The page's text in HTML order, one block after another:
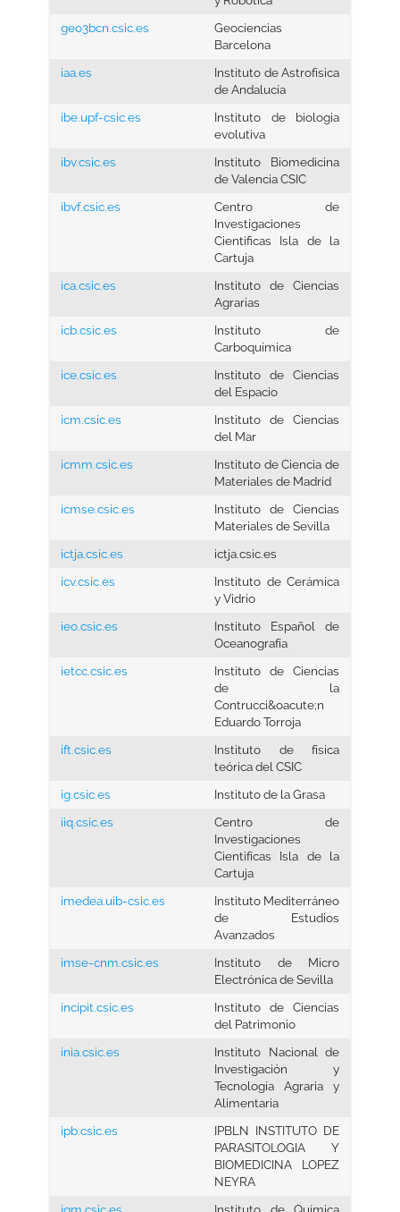
geo3bcn.csic.es
Geociencias
Barcelona
iaa.es
Instituto de Astrofísica
de Andalucía
ibe.upf-csic.es
Instituto de biologia
evolutiva
ibv.csic.es
Instituto Biomedicina
de Valencia CSIC
ibvf.csic.es
Centro de
Investigaciones
Cientificas Isla de la
Cartuja
ica.csic.es
Instituto de Ciencias
Agrarias
icb.csic.es
Instituto de
Carboquimica
ice.csic.es
Instituto de Ciencias
del Espacio
icm.csic.es
Instituto de Ciencias
del Mar
icmm.csic.es
Instituto de Ciencia de
Materiales de Madrid
icmse.csic.es
Instituto de Ciencias
Materiales de Sevilla
ictja.csic.es
ictja.csic.es
icv.csic.es
Instituto de Cerámica
y Vidrio
ieo.csic.es
Instituto Español de
Oceanografía
ietcc.csic.es
Instituto de Ciencias
de la
Contrucci&oacute;n
Eduardo Torroja
ift.csic.es
Instituto de física
teórica del CSIC
ig.csic.es
Instituto de la Grasa
iiq.csic.es
Centro de
Investigaciones
Cientifícas Isla de la
Cartuja
imedea.uib-csic.es
Instituto Mediterráneo
de Estudios
Avanzados
imse-cnm.csic.es
Instituto de Micro
Electrónica de Sevilla
incipit.csic.es
Instituto de Ciencias
del Patrimonio
inia.csic.es
Instituto Nacional de
Investigación y
Tecnología Agraria y
Alimentaria
ipb.csic.es
IPBLN INSTITUTO DE
PARASITOLOGIA Y
BIOMEDICINA LOPEZ
NEYRA
iqm.csic.es
Instituto de Química